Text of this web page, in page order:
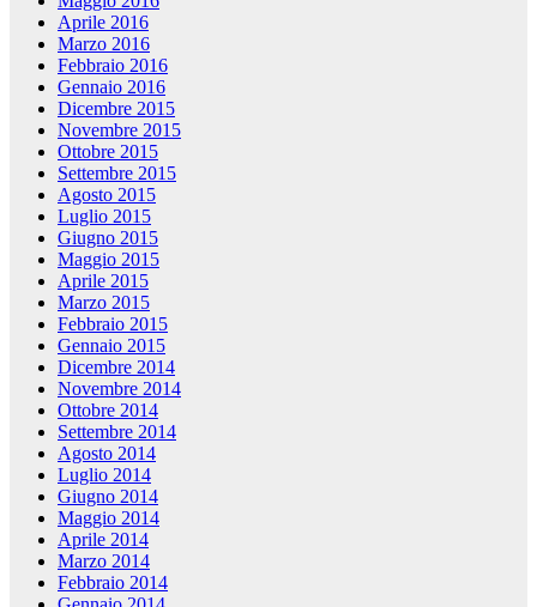
Aprile 2016
Marzo 2016
Febbraio 2016
Gennaio 2016
Dicembre 2015
Novembre 2015
Ottobre 2015
Settembre 2015
Agosto 2015
Luglio 2015
Giugno 2015
Maggio 2015
Aprile 2015
Marzo 2015
Febbraio 2015
Gennaio 2015
Dicembre 2014
Novembre 2014
Ottobre 2014
Settembre 2014
Agosto 2014
Luglio 2014
Giugno 2014
Maggio 2014
Aprile 2014
Marzo 2014
Febbraio 2014